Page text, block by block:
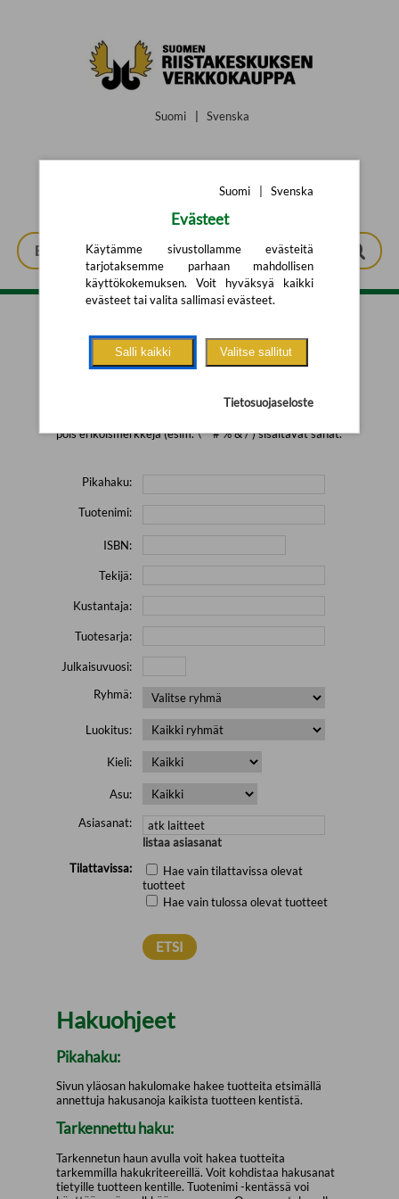
Suomi Svenska
Tarkennettu haku
pois erikoismerkkejä (esim. \' " # % & / ) sisältävät sanat.
Pikahaku:
Tuotenimi:
ISBN:
Tekijä:
Kustantaja:
Tuotesarja:
Julkaisuvuosi:
Ryhmä:
Luokitus:
Kieli:
Asu:
Asiasanat:
listaa asiasanat
Tilattavissa:
Hae vain tilattavissa olevat
tuotteet
Hae vain tulossa olevat tuotteet
Hakuohjeet
Pikahaku:
Sivun yläosan hakulomake hakee tuotteita etsimällä
annettuja hakusanoja kaikista tuotteen kentistä.
Tarkennettu haku:
Tarkennetun haun avulla voit hakea tuotteita
tarkemmilla hakukriteereillä. Voit kohdistaa hakusanat
tietyille tuotteen kentille. Tuotenimi -kentässä voi
Suomi Svenska
Evästeet
Käytämme sivustollamme evästeitä
tarjotaksemme parhaan mahdollisen
käyttökokemuksen. Voit hyväksyä kaikki
evästeet tai valita sallimasi evästeet.
Salli kaikki Valitse sallitut
Tietosuojaseloste